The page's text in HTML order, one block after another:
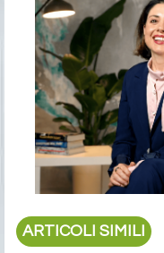
ARTICOLI SIMILI